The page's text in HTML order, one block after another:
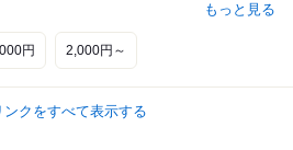
もっと見る
円 2,000円～
ンクをすべて表示する